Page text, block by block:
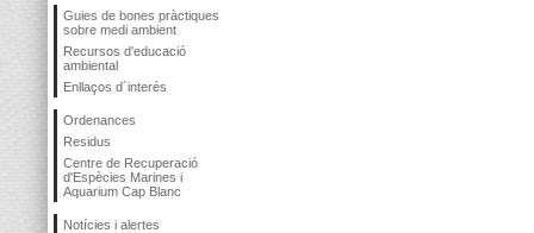
Guies de bones pràctiques
sobre medi ambient
Recursos d'educació
ambiental
Enllaços d´interés
Ordenances
Residus
Centre de Recuperació
d'Espècies Marines i
Aquarium Cap Blanc
Notícies i alertes